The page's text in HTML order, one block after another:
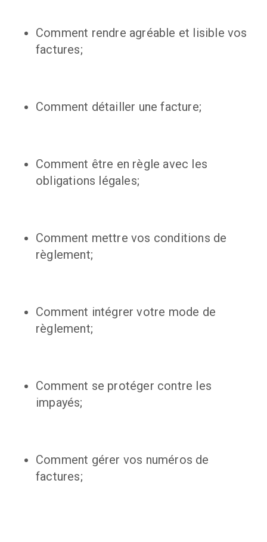
Comment rendre agréable et lisible vos
factures;
Comment détailler une facture;
Comment être en règle avec les
obligations légales;
Comment mettre vos conditions de
règlement;
Comment intégrer votre mode de
règlement;
Comment se protéger contre les
impayés;
Comment gérer vos numéros de
factures;